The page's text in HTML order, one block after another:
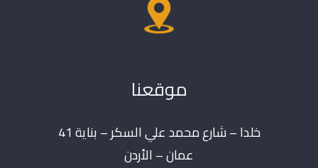
موقعنا
خلدا – شارع محمد علي السكر – بناية 41
عمان – الأردن